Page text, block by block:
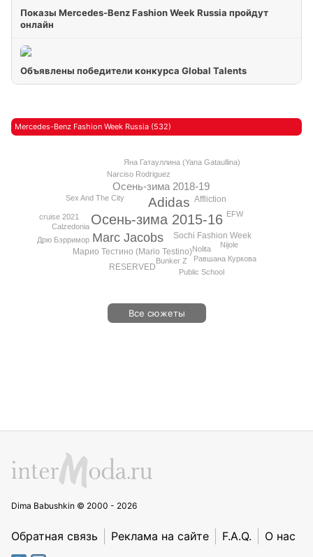
Показы Mercedes-Benz Fashion Week Russia пройдут
онлайн
Объявлены победители конкурса Global Talents
Mercedes-Benz Fashion Week Russia (532)
Осень-зима 2015-16
Adidas
Marc Jacobs
Осень-зима 2018-19
Марио Тестино (Mario Testino)
Sochi Fashion Week
RESERVED
Affliction
Sex And The City
Narciso Rodriguez
Public School
EFW
Nolita
Calzedonia
cruise 2021
Nijole
Bunker Z
Дрю Бэрримор
Яна Гатауллина (Yana Gataullina)
Равшана Куркова
Все сюжеты
Dima Babushkin © 2000 - 2026
Обратная связь Реклама на сайте F.A.Q. О нас